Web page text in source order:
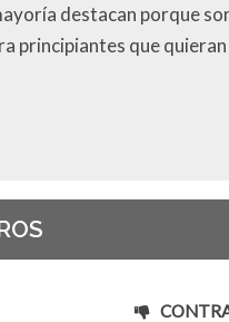
destacan porque
principiantes que